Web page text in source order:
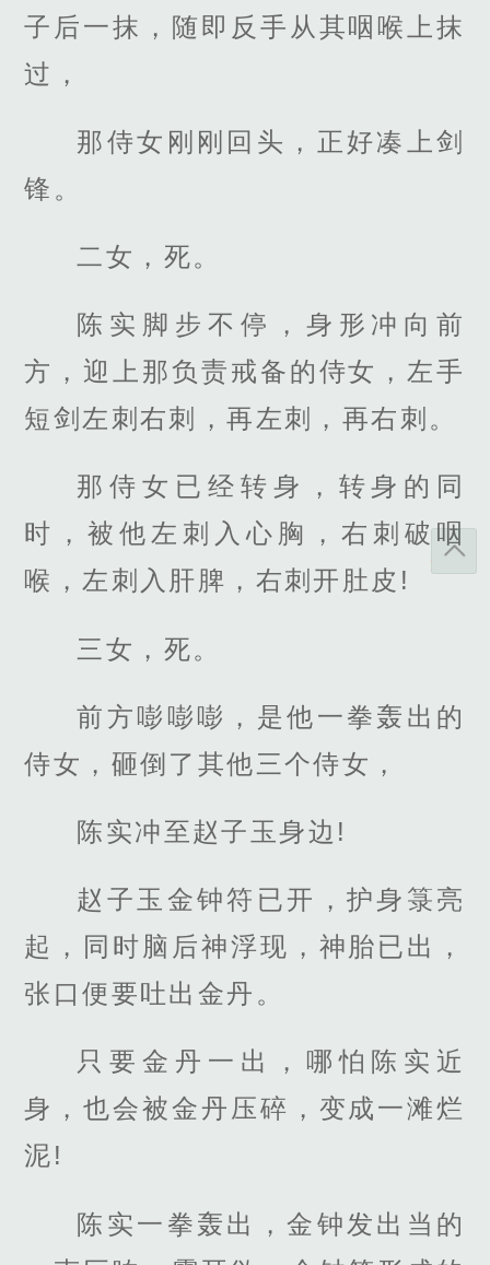
子后一抹，随即反手从其咽喉上抹
过，
那侍女刚刚回头，正好凑上剑
锋。
二女，死。
陈实脚步不停，身形冲向前
方，迎上那负责戒备的侍女，左手
短剑左刺右刺，再左刺，再右刺。
那侍女已经转身，转身的同
时，被他左刺入心胸，右刺破咽
喉，左刺入肝脾，右刺开肚皮!
三女，死。
前方嘭嘭嘭，是他一拳轰出的
侍女，砸倒了其他三个侍女，
陈实冲至赵子玉身边!
赵子玉金钟符已开，护身箓亮
起，同时脑后神浮现，神胎已出，
张口便要吐出金丹。
只要金丹一出，哪怕陈实近
身，也会被金丹压碎，变成一滩烂
泥!
陈实一拳轰出，金钟发出当的